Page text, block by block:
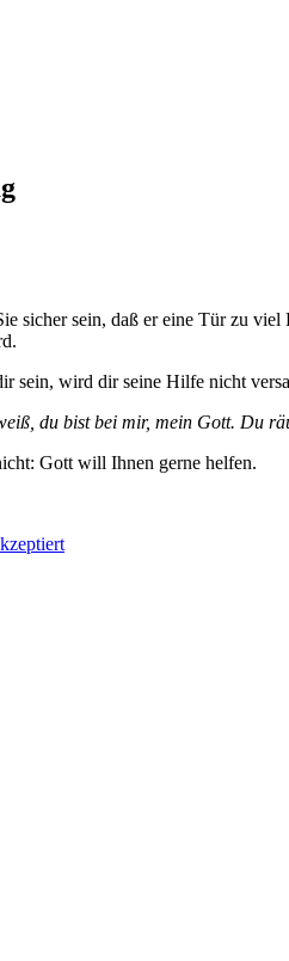
sicher sein, daß er eine Tür zu
sein, wird dir seine Hilfe nicht
du bist bei mir, mein Gott. Du
Gott will Ihnen gerne helfen.